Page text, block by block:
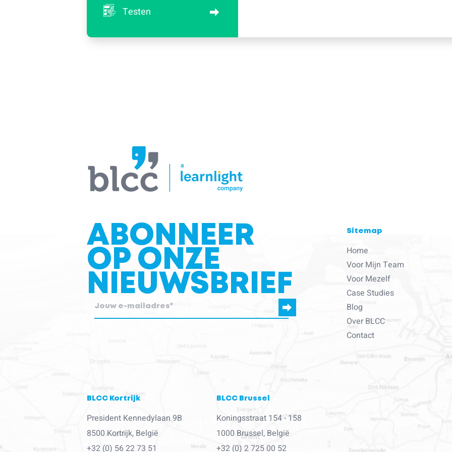
Testen
ABONNEER
OP ONZE
NIEUWSBRIEF
Sitemap
Home
Voor Mijn Team
Voor Mezelf
Case Studies
Blog
Over BLCC
Contact
BLCC Kortrijk
President Kennedylaan 9B
8500 Kortrijk, België
+32 (0) 56 22 73 51
BLCC Brussel
Koningsstraat 154 - 158
1000 Brussel, België
+32 (0) 2 725 00 52